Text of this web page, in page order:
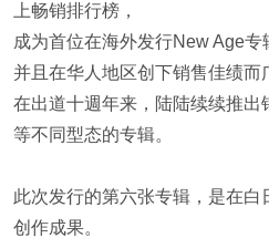
上畅销排行榜，
成为首位在海外发行New Age专
并且在华人地区创下销售佳绩而
在出道十週年来，陆陆续续推
等不同型态的专辑。
此次发行的第六张专辑，是在
创作成果。